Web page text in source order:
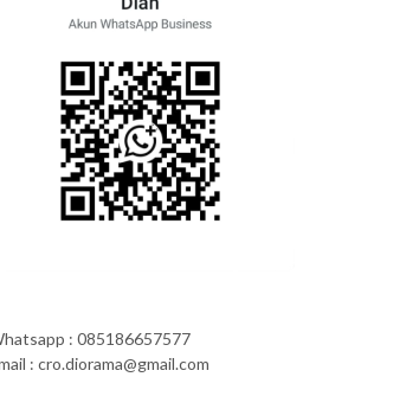
: 085186657577
: cro.diorama@gmail.com